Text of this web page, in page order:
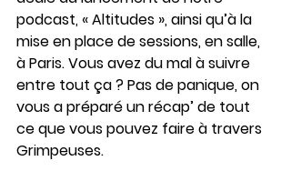
podcast, « Altitudes », ainsi qu’à la
mise en place de sessions, en salle,
à Paris. Vous avez du mal à suivre
entre tout ça ? Pas de panique, on
vous a préparé un récap’ de tout
ce que vous pouvez faire à travers
Grimpeuses.